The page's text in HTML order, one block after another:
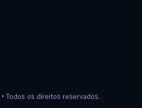
Todos os direitos reservados.